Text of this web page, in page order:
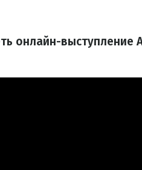
онлайн-выступление